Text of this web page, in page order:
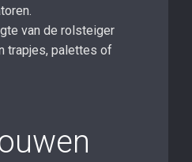
van de rolsteiger
trapjes, palettes of